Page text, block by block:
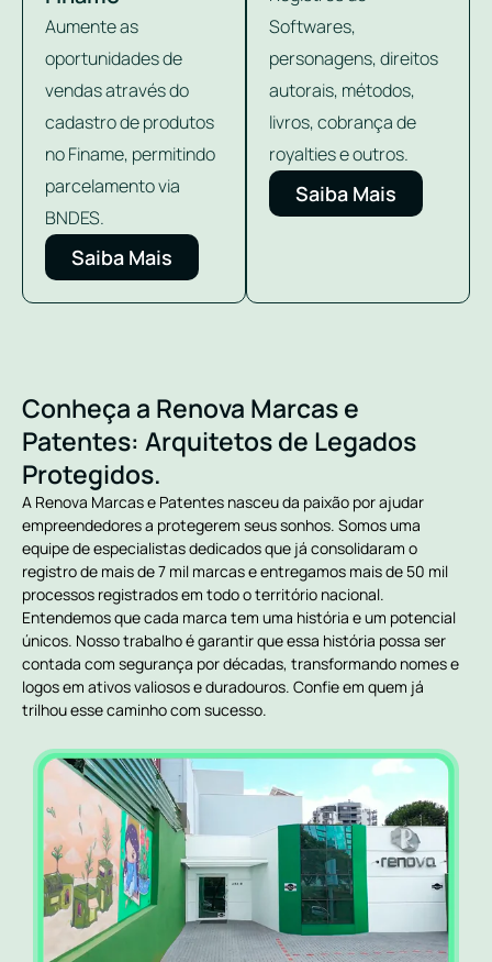
Aumente as
oportunidades de
vendas através do
cadastro de produtos
no Finame, permitindo
parcelamento via
BNDES.
Saiba Mais
Softwares,
personagens, direitos
autorais, métodos,
livros, cobrança de
royalties e outros.
Saiba Mais
Conheça a Renova Marcas e
Patentes: Arquitetos de Legados
Protegidos.
A Renova Marcas e Patentes nasceu da paixão por ajudar
empreendedores a protegerem seus sonhos. Somos uma
equipe de especialistas dedicados que já consolidaram o
registro de mais de 7 mil marcas e entregamos mais de 50 mil
processos registrados em todo o território nacional.
Entendemos que cada marca tem uma história e um potencial
únicos. Nosso trabalho é garantir que essa história possa ser
contada com segurança por décadas, transformando nomes e
logos em ativos valiosos e duradouros. Confie em quem já
trilhou esse caminho com sucesso.